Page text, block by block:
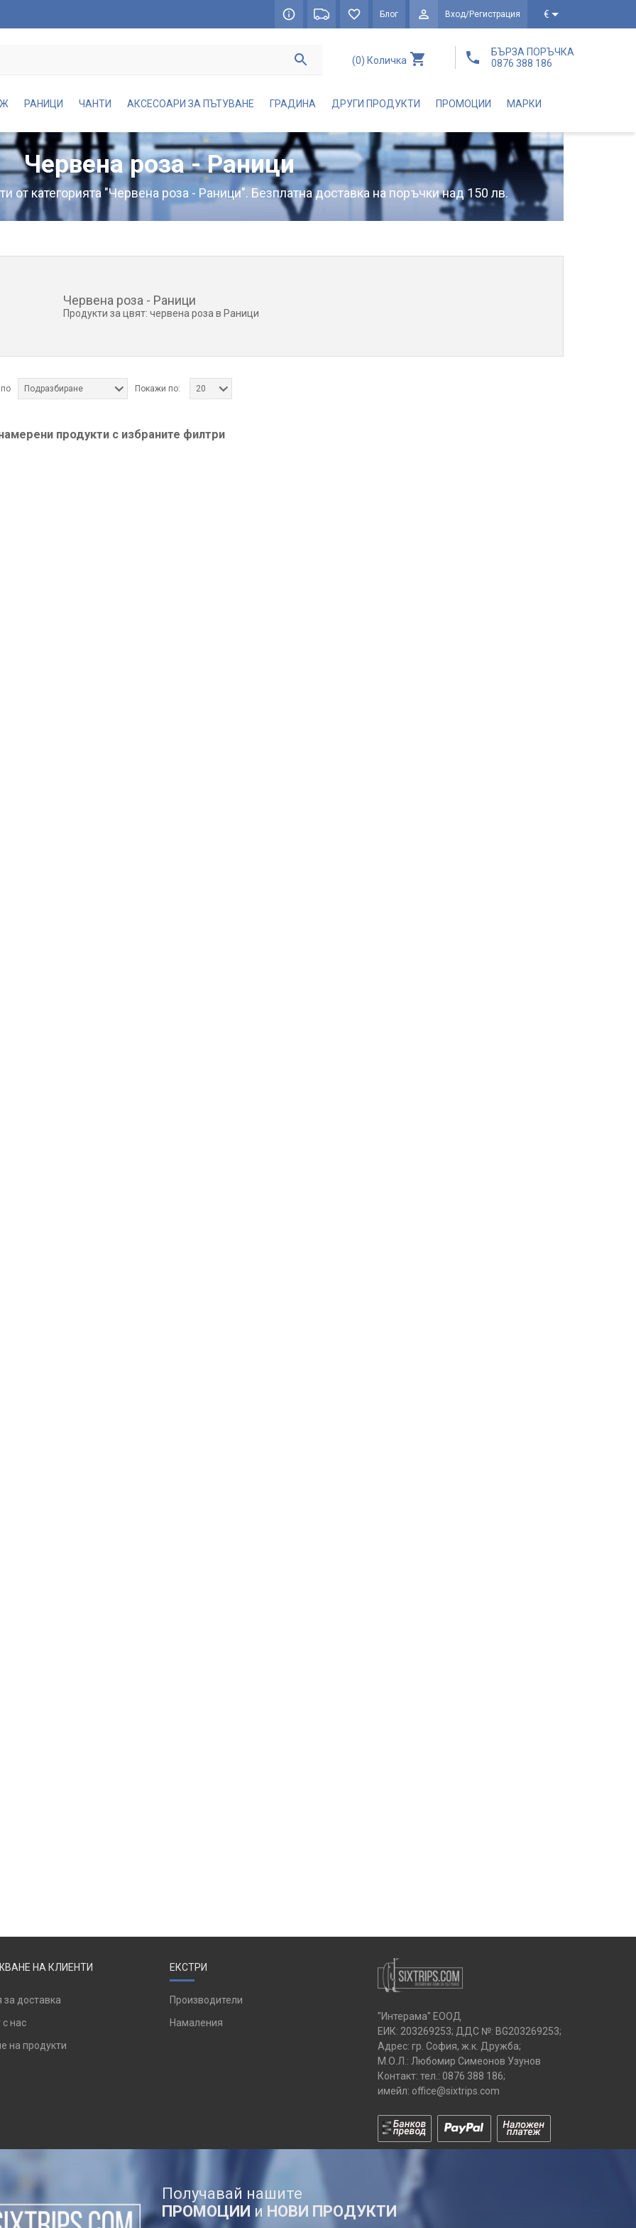
Блог Вход/Регистрация €
(0) Количка
БЪРЗА ПОРЪЧКА
0876 388 186
РАНИЦИ ЧАНТИ АКСЕСОАРИ ЗА ПЪТУВАНЕ ГРАДИНА ДРУГИ ПРОДУКТИ ПРОМОЦИИ МАРКИ
Червена роза - Раници
от категорията "Червена роза - Раници". Безплатна доставка на поръчки над 150 лв.
Червена роза - Раници
Продукти за цвят: червена роза в Раници
Подразбиране Покажи по: 20
продукти с избраните филтри
НА КЛИЕНТИ
за доставка
нас
на продукти
ЕКСТРИ
Производители
Намаления
"Интерама" ЕООД
ЕИК: 203269253; ДДС №: BG203269253;
Адрес: гр. София, ж.к. Дружба;
М.О.Л.: Любомир Симеонов Узунов
Контакт: тел.: 0876 388 186;
имейл: office@sixtrips.com
Получавай нашите
ПРОМОЦИИ и НОВИ ПРОДУКТИ